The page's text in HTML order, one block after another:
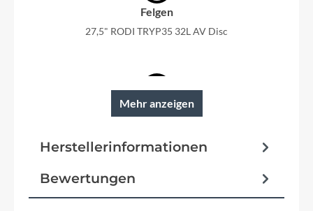
Felgen
27,5" RODI TRYP35 32L AV Disc
Reifen
28" schwarz SKS
Mehr anzeigen
Herstellerinformationen
Bewertungen